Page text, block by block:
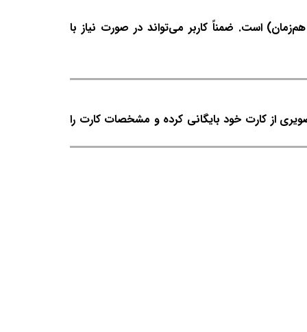
جامع مدیریت مطب به انضمام قابلیت کاربری تحت شبکه (۴ کاربر به طور هم‌زمان) است. ضمناً کاربر می‌تواند در صورت نیاز با
از کارت خود بایگانی کرده و مشخصات کارت را